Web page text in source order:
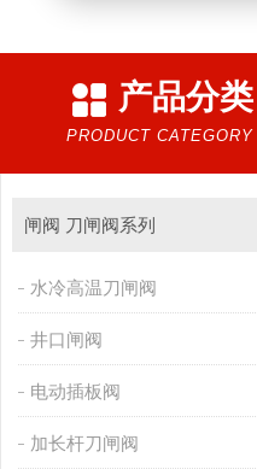
产品分类
PRODUCT CATEGORY
闸阀 刀闸阀系列
水冷高温刀闸阀
井口闸阀
电动插板阀
加长杆刀闸阀